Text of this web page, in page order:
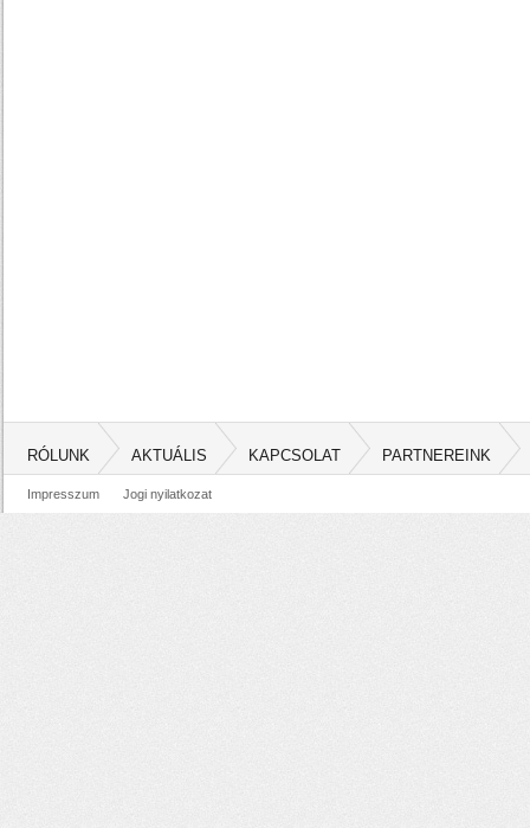
RÓLUNK AKTUÁLIS KAPCSOLAT PARTNEREINK
Impresszum Jogi nyilatkozat